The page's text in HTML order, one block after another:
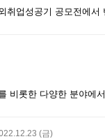
취업성공기 공모전에서
비롯한 다양한 분야에
(금)